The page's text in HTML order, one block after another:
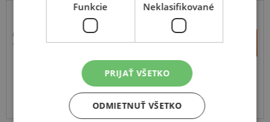
MOTOCYKL A SCOOTER - ROVNÝ VENTIL
9,74 €
7,40 €
SKLADOM Expedujeme budúci prac. deň
Na predajni v Bratislave 3 ks.
Centrálny sklad 20 ks.
Funkcie Neklasifikované
PRIJAŤ VŠETKO
ODMIETNUŤ VŠETKO